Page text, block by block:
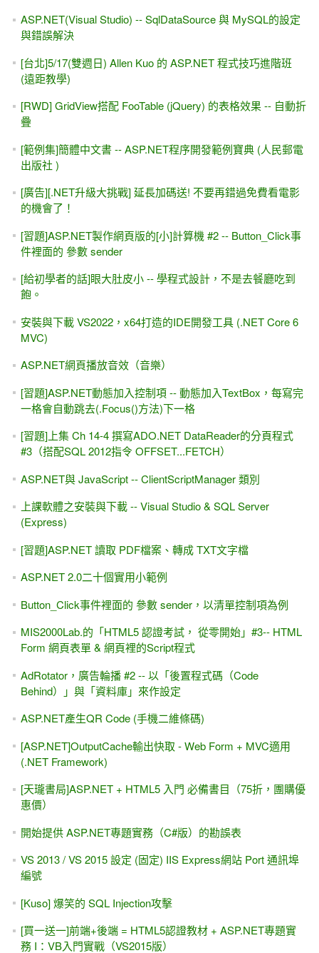
ASP.NET(Visual Studio) -- SqlDataSource 與 MySQL的設定
與錯誤解決
[台北]5/17(雙週日) Allen Kuo 的 ASP.NET 程式技巧進階班
(遠距教學)
[RWD] GridView搭配 FooTable (jQuery) 的表格效果 -- 自動折
疊
[範例集]簡體中文書 -- ASP.NET程序開發範例寶典 (人民郵電
出版社 )
[廣告][.NET升級大挑戰] 延長加碼送! 不要再錯過免費看電影
的機會了！
[習題]ASP.NET製作網頁版的[小]計算機 #2 -- Button_Click事
件裡面的 參數 sender
[給初學者的話]眼大肚皮小 -- 學程式設計，不是去餐廳吃到
飽。
安裝與下載 VS2022，x64打造的IDE開發工具 (.NET Core 6
MVC)
ASP.NET網頁播放音效（音樂）
[習題]ASP.NET動態加入控制項 -- 動態加入TextBox，每寫完
一格會自動跳去(.Focus()方法)下一格
[習題]上集 Ch 14-4 撰寫ADO.NET DataReader的分頁程式
#3（搭配SQL 2012指令 OFFSET...FETCH）
ASP.NET與 JavaScript -- ClientScriptManager 類別
上課軟體之安裝與下載 -- Visual Studio & SQL Server
(Express)
[習題]ASP.NET 讀取 PDF檔案、轉成 TXT文字檔
ASP.NET 2.0二十個實用小範例
Button_Click事件裡面的 參數 sender，以清單控制項為例
MIS2000Lab.的「HTML5 認證考試， 從零開始」#3-- HTML
Form 網頁表單 & 網頁裡的Script程式
AdRotator，廣告輪播 #2 -- 以「後置程式碼（Code
Behind）」與「資料庫」來作設定
ASP.NET產生QR Code (手機二維條碼)
[ASP.NET]OutputCache輸出快取 - Web Form + MVC適用
(.NET Framework)
[天瓏書局]ASP.NET + HTML5 入門 必備書目（75折，團購優
惠價）
開始提供 ASP.NET專題實務（C#版）的勘誤表
VS 2013 / VS 2015 設定 (固定) IIS Express網站 Port 通訊埠
編號
[Kuso] 爆笑的 SQL Injection攻擊
[買一送一]前端+後端 = HTML5認證教材 + ASP.NET專題實
務 I：VB入門實戰（VS2015版）